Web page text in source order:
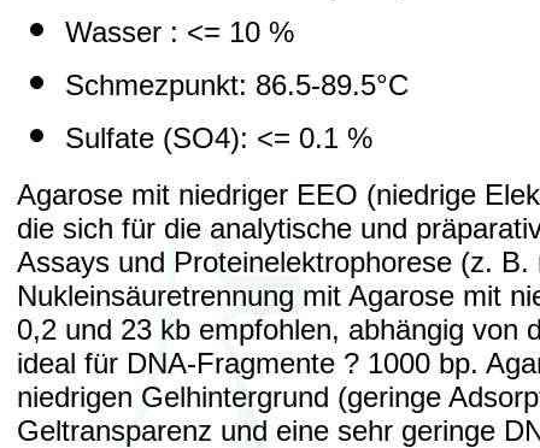
Wasser : <= 10 %
Schmezpunkt: 86.5-89.5°C
Sulfate (SO4): <= 0.1 %
Agarose mit niedriger EEO (niedrige
die sich für die analytische und
Assays und Proteinelektrophorese (z.
Nukleinsäuretrennung mit Agarose mit
0,2 und 23 kb empfohlen, abhängig von
ideal für DNA-Fragmente ? 1000 bp.
niedrigen Gelhintergrund (geringe
Geltransparenz und eine sehr geringe